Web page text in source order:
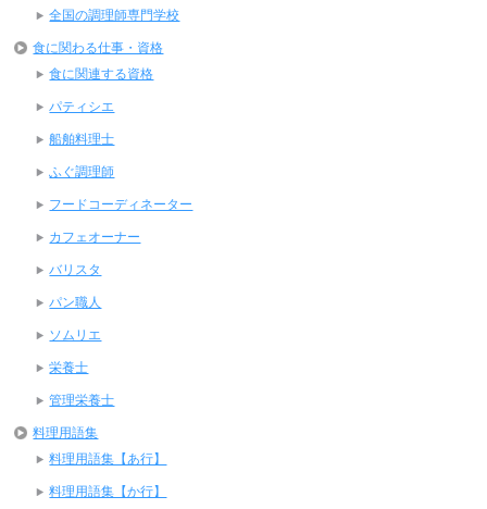
全国の調理師専門学校
食に関わる仕事・資格
食に関連する資格
パティシエ
船舶料理士
ふぐ調理師
フードコーディネーター
カフェオーナー
バリスタ
パン職人
ソムリエ
栄養士
管理栄養士
料理用語集
料理用語集【あ行】
料理用語集【か行】